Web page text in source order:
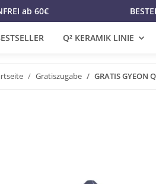
ab 60€
Q² KERAMIK LINIE
Gratiszugabe GRATIS GYEON